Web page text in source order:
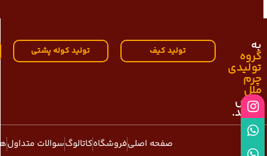
به
گروه
تولیدی
چرم
ملل
خوش
آمدید.
تولید کیف تولید کوله پشتی
صفحه اصلیفروشگاهکاتالوگسوالات متداول